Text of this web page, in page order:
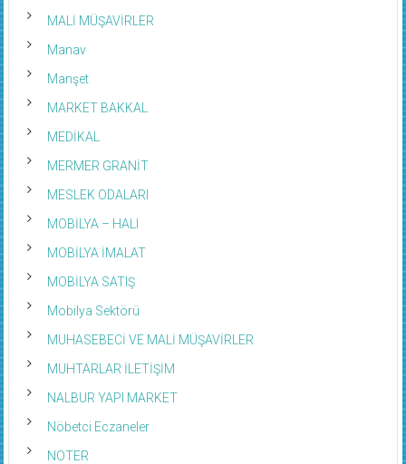
MALİ MÜŞAVİRLER
Manav
Manşet
MARKET BAKKAL
MEDİKAL
MERMER GRANİT
MESLEK ODALARI
MOBİLYA – HALI
MOBİLYA İMALAT
MOBİLYA SATIŞ
Mobilya Sektörü
MUHASEBECİ VE MALİ MÜŞAVİRLER
MUHTARLAR İLETİŞİM
NALBUR YAPI MARKET
Nöbetci Eczaneler
NOTER